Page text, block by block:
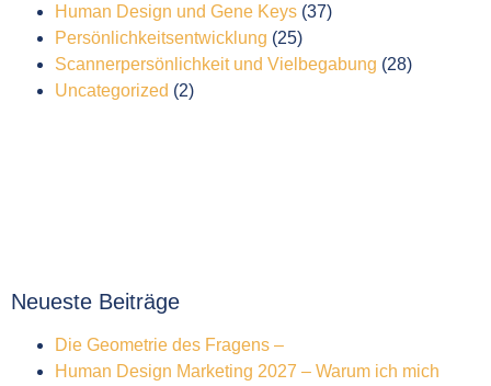
Human Design und Gene Keys (37)
Persönlichkeitsentwicklung (25)
Scannerpersönlichkeit und Vielbegabung (28)
Uncategorized (2)
Neueste Beiträge
Die Geometrie des Fragens –
Human Design Marketing 2027 – Warum ich mich